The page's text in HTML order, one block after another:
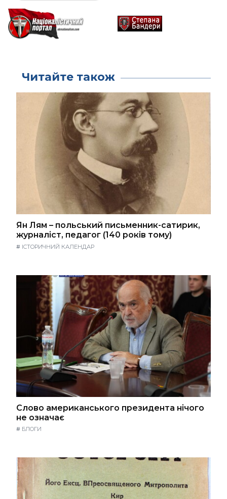
Читайте також
Ян Лям – польський письменник-сатирик,
журналіст, педагог (140 років тому)
# ІСТОРИЧНИЙ КАЛЕНДАР
Слово американського президента нічого
не означає
# БЛОГИ